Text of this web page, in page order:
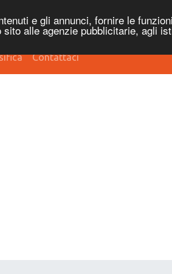
e gli annunci, fornire le
alle agenzie pubblicitarie, agli
Contattaci